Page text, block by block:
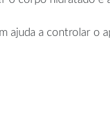
ajuda a controlar o